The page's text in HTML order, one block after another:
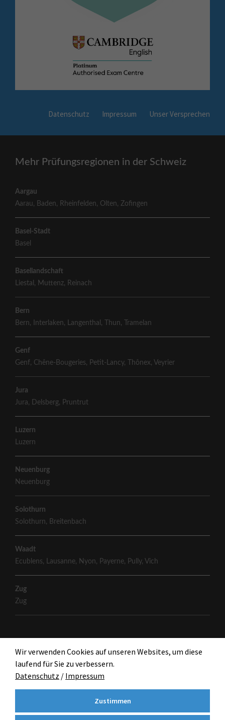
Datenschutz Impressum Unser Versprechen
Mehr Prüfungsregionen in der Schweiz
Aargau
Aarau, Baden, Rheinfelden, Olten,Zofingen
Basel-Stadt
Basel
Basellandschaft
Liestal , Muttenz, Reinach
Bern
Bern, Interlaken, Langenthal , Thun, Tramelan
Genf
Genf, Chêne-Bougeries, Petit-Lancy, Thônex, Veyrier
Jura
Jura, Delsberg, Pruntrut
Luzern
Luzern
Neuenburg
Neuenburg
Solothurn
Solothurn, Breitenbach
Waadt
Ecublens, Lausanne, Nyon, Payerne, Pully, Vich
Zug
Zug
Wir verwenden Cookies auf unseren Websites, um diese
laufend für Sie zu verbessern.
Datenschutz / Impressum
Zustimmen